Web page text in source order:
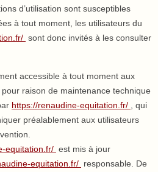
d’utilisation sont susceptibles
à tout moment, les utilisateurs du
sont donc invités à les consulter
accessible à tout moment aux
raison de maintenance technique
https://renaudine-equitation.fr/
, qui
préalablement aux utilisateurs
equitation.fr/ est mis à jour
equitation.fr/ responsable. De